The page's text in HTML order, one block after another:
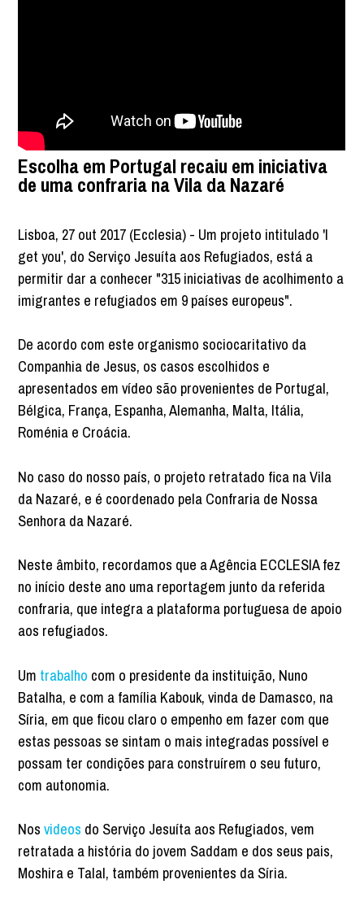
Escolha em Portugal recaiu em iniciativa
de uma confraria na Vila da Nazaré
Lisboa, 27 out 2017 (Ecclesia) - Um projeto intitulado 'I
get you', do Serviço Jesuíta aos Refugiados, está a
permitir dar a conhecer "315 iniciativas de acolhimento a
imigrantes e refugiados em 9 países europeus".
De acordo com este organismo sociocaritativo da
Companhia de Jesus, os casos escolhidos e
apresentados em vídeo são provenientes de Portugal,
Bélgica, França, Espanha, Alemanha, Malta, Itália,
Roménia e Croácia.
No caso do nosso país, o projeto retratado fica na Vila
da Nazaré, e é coordenado pela Confraria de Nossa
Senhora da Nazaré.
Neste âmbito, recordamos que a Agência ECCLESIA fez
no início deste ano uma reportagem junto da referida
confraria, que integra a plataforma portuguesa de apoio
aos refugiados.
Um trabalho com o presidente da instituição, Nuno
Batalha, e com a família Kabouk, vinda de Damasco, na
Síria, em que ficou claro o empenho em fazer com que
estas pessoas se sintam o mais integradas possível e
possam ter condições para construírem o seu futuro,
com autonomia.
Nosvideos do Serviço Jesuíta aos Refugiados, vem
retratada a história do jovem Saddam e dos seus pais,
Moshira e Talal, também provenientes da Síria.